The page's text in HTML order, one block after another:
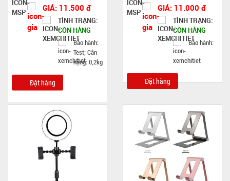
GIÁ: 11.500 đ
TÌNH TRẠNG:
CÒN HÀNG
Bảo hành:
Test; Cân
nặng: 0,2kg
Đặt hàng
GIÁ: 11.000 đ
TÌNH TRẠNG:
CÒN HÀNG
Bảo hành:
Đặt hàng